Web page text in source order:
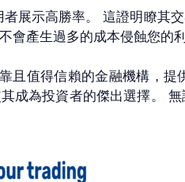
者展示高勝率。 這證明瞭其
會產生過多的成本侵蝕您的利
且值得信賴的金融機構，
成為投資者的傑出選擇。